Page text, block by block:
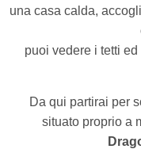
una casa calda,
puoi vedere i tetti
Da qui partirai per
situato proprio a